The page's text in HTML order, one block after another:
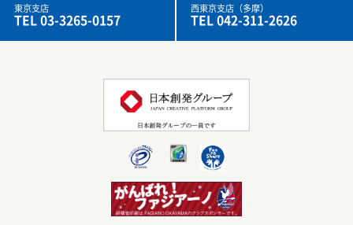
東京支店
TEL 03-3265-0157
西東京支店（多摩）
TEL 042-311-2626